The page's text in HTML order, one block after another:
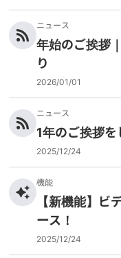
ニュース
年始のご挨拶
り
2026/01/01
ニュース
1年のご挨拶を
2025/12/24
機能
【新機能】ビ
ース！
2025/12/24